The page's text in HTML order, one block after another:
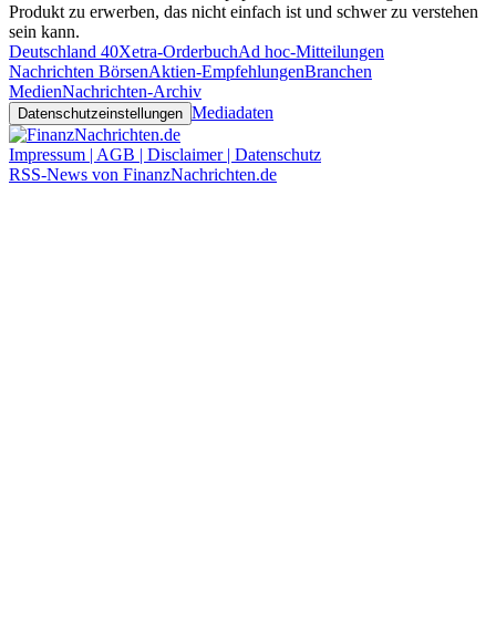
Produkt zu erwerben, das nicht einfach ist und schwer zu verstehen
sein kann.
Deutschland 40Xetra-OrderbuchAd hoc-Mitteilungen
Nachrichten BörsenAktien-EmpfehlungenBranchen
MedienNachrichten-Archiv
Datenschutzeinstellungen Mediadaten
Impressum | AGB | Disclaimer | Datenschutz
RSS-News von FinanzNachrichten.de